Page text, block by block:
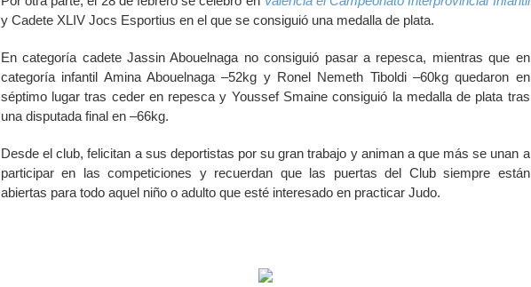
y Cadete XLIV Jocs Esportius en el que se consiguió una medalla de plata.
En categoría cadete Jassin Abouelnaga no consiguió pasar a repesca, mientras que en
categoría infantil Amina Abouelnaga –52kg y Ronel Nemeth Tiboldi –60kg quedaron en
séptimo lugar tras ceder en repesca y Youssef Smaine consiguió la medalla de plata tras
una disputada final en –66kg.
Desde el club, felicitan a sus deportistas por su gran trabajo y animan a que más se unan a
participar en las competiciones y recuerdan que las puertas del Club siempre están
abiertas para todo aquel niño o adulto que esté interesado en practicar Judo.